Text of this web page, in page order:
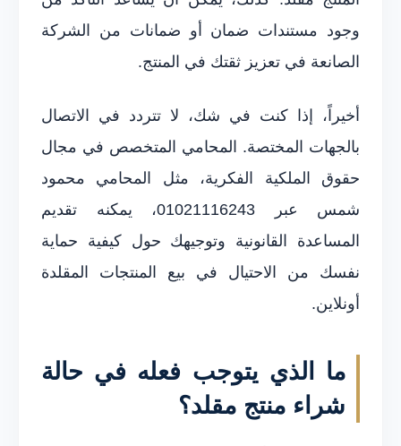
وجود مستندات ضمان أو ضمانات من الشركة
الصانعة في تعزيز ثقتك في المنتج.
أخيراً، إذا كنت في شك، لا تتردد في الاتصال
بالجهات المختصة. المحامي المتخصص في مجال
حقوق الملكية الفكرية، مثل المحامي محمود
شمس عبر 01021116243، يمكنه تقديم
المساعدة القانونية وتوجيهك حول كيفية حماية
نفسك من الاحتيال في بيع المنتجات المقلدة
أونلاين.
ما الذي يتوجب فعله في حالة
شراء منتج مقلد؟